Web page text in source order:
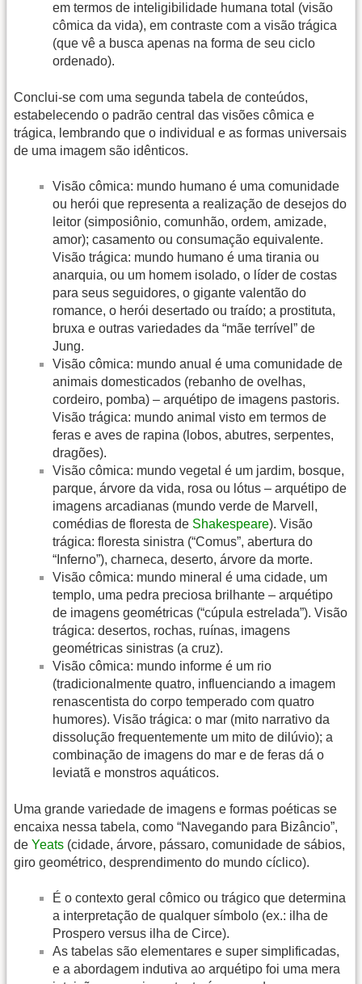
em termos de inteligibilidade humana total (visão
cômica da vida), em contraste com a visão trágica
(que vê a busca apenas na forma de seu ciclo
ordenado).
Conclui-se com uma segunda tabela de conteúdos,
estabelecendo o padrão central das visões cômica e
trágica, lembrando que o individual e as formas universais
de uma imagem são idênticos.
Visão cômica: mundo humano é uma comunidade
ou herói que representa a realização de desejos do
leitor (simposiônio, comunhão, ordem, amizade,
amor); casamento ou consumação equivalente.
Visão trágica: mundo humano é uma tirania ou
anarquia, ou um homem isolado, o líder de costas
para seus seguidores, o gigante valentão do
romance, o herói desertado ou traído; a prostituta,
bruxa e outras variedades da “mãe terrível” de
Jung.
Visão cômica: mundo anual é uma comunidade de
animais domesticados (rebanho de ovelhas,
cordeiro, pomba) – arquétipo de imagens pastoris.
Visão trágica: mundo animal visto em termos de
feras e aves de rapina (lobos, abutres, serpentes,
dragões).
Visão cômica: mundo vegetal é um jardim, bosque,
parque, árvore da vida, rosa ou lótus – arquétipo de
imagens arcadianas (mundo verde de Marvell,
comédias de floresta de Shakespeare). Visão
trágica: floresta sinistra (“Comus”, abertura do
“Inferno”), charneca, deserto, árvore da morte.
Visão cômica: mundo mineral é uma cidade, um
templo, uma pedra preciosa brilhante – arquétipo
de imagens geométricas (“cúpula estrelada”). Visão
trágica: desertos, rochas, ruínas, imagens
geométricas sinistras (a cruz).
Visão cômica: mundo informe é um rio
(tradicionalmente quatro, influenciando a imagem
renascentista do corpo temperado com quatro
humores). Visão trágica: o mar (mito narrativo da
dissolução frequentemente um mito de dilúvio); a
combinação de imagens do mar e de feras dá o
leviatã e monstros aquáticos.
Uma grande variedade de imagens e formas poéticas se
encaixa nessa tabela, como “Navegando para Bizâncio”,
de Yeats (cidade, árvore, pássaro, comunidade de sábios,
giro geométrico, desprendimento do mundo cíclico).
É o contexto geral cômico ou trágico que determina
a interpretação de qualquer símbolo (ex.: ilha de
Prospero versus ilha de Circe).
As tabelas são elementares e super simplificadas,
e a abordagem indutiva ao arquétipo foi uma mera